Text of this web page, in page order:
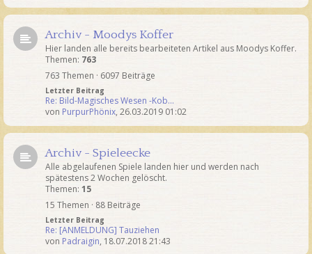
Archiv - Moodys Koffer
Hier landen alle bereits bearbeiteten Artikel aus Moodys Koffer.
Themen: 763
763 Themen · 6097 Beiträge
Letzter Beitrag
Re: Bild-Magisches Wesen -Kob…
von PurpurPhönix, 26.03.2019 01:02
Archiv - Spieleecke
Alle abgelaufenen Spiele landen hier und werden nach
spätestens 2 Wochen gelöscht.
Themen: 15
15 Themen · 88 Beiträge
Letzter Beitrag
Re: [ANMELDUNG] Tauziehen
von Padraigin, 18.07.2018 21:43